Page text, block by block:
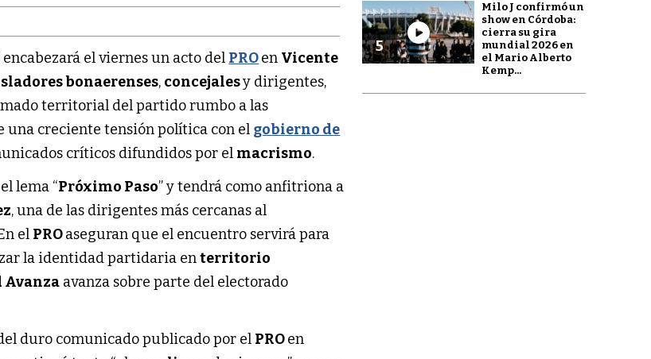
encabezará el viernes un acto del PROen Vicente
bonaerenses, concejalesy dirigentes,
territorial del partido rumbo a las
una creciente tensión política con el gobierno de
críticos difundidos por el macrismo.
lema “Próximo Paso” y tendrá como anfitriona a
, una de las dirigentes más cercanas al
el PROaseguran que el encuentro servirá para
la identidad partidaria enterritorio
Avanza avanza sobre parte del electorado
duro comunicado publicado por el PROen
5
Milo J confirmó un
show en Córdoba:
cierra su gira
mundial 2026 en
el Mario Alberto
Kemp...